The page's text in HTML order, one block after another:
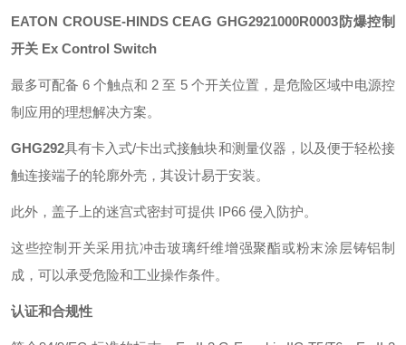
EATON CROUSE-HINDS CEAGGHG2921000R0003防爆控制
开关 Ex Control Switch
最多可配备 6 个触点和 2 至 5 个开关位置，是危险区域中电源控
制应用的理想解决方案。
GHG292具有卡入式/卡出式接触块和测量仪器，以及便于轻松接
触连接端子的轮廓外壳，其设计易于安装。
此外，盖子上的迷宫式密封可提供 IP66 侵入防护。
这些控制开关采用抗冲击玻璃纤维增强聚酯或粉末涂层铸铝制
成，可以承受危险和工业操作条件。
认证和合规性